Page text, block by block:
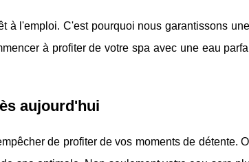
à l'emploi. C'est pourquoi nous garantissons
à profiter de votre spa avec une eau
aujourd'hui
de profiter de vos moments de détente.